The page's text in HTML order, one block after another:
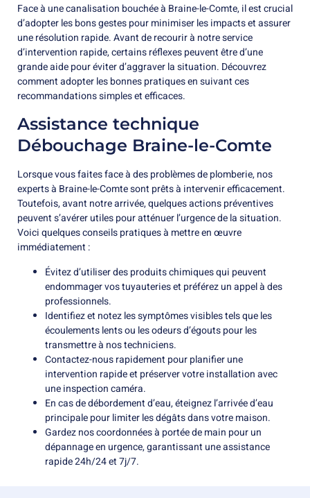
Face à une canalisation bouchée à Braine-le-Comte, il est crucial
d’adopter les bons gestes pour minimiser les impacts et assurer
une résolution rapide. Avant de recourir à notre service
d’intervention rapide, certains réflexes peuvent être d’une
grande aide pour éviter d’aggraver la situation. Découvrez
comment adopter les bonnes pratiques en suivant ces
recommandations simples et efficaces.
Assistance technique
Débouchage Braine-le-Comte
Lorsque vous faites face à des problèmes de plomberie, nos
experts à Braine-le-Comte sont prêts à intervenir efficacement.
Toutefois, avant notre arrivée, quelques actions préventives
peuvent s’avérer utiles pour atténuer l’urgence de la situation.
Voici quelques conseils pratiques à mettre en œuvre
immédiatement :
Évitez d’utiliser des produits chimiques qui peuvent
endommager vos tuyauteries et préférez un appel à des
professionnels.
Identifiez et notez les symptômes visibles tels que les
écoulements lents ou les odeurs d’égouts pour les
transmettre à nos techniciens.
Contactez-nous rapidement pour planifier une
intervention rapide et préserver votre installation avec
une inspection caméra.
En cas de débordement d’eau, éteignez l’arrivée d’eau
principale pour limiter les dégâts dans votre maison.
Gardez nos coordonnées à portée de main pour un
dépannage en urgence, garantissant une assistance
rapide 24h/24 et 7j/7.